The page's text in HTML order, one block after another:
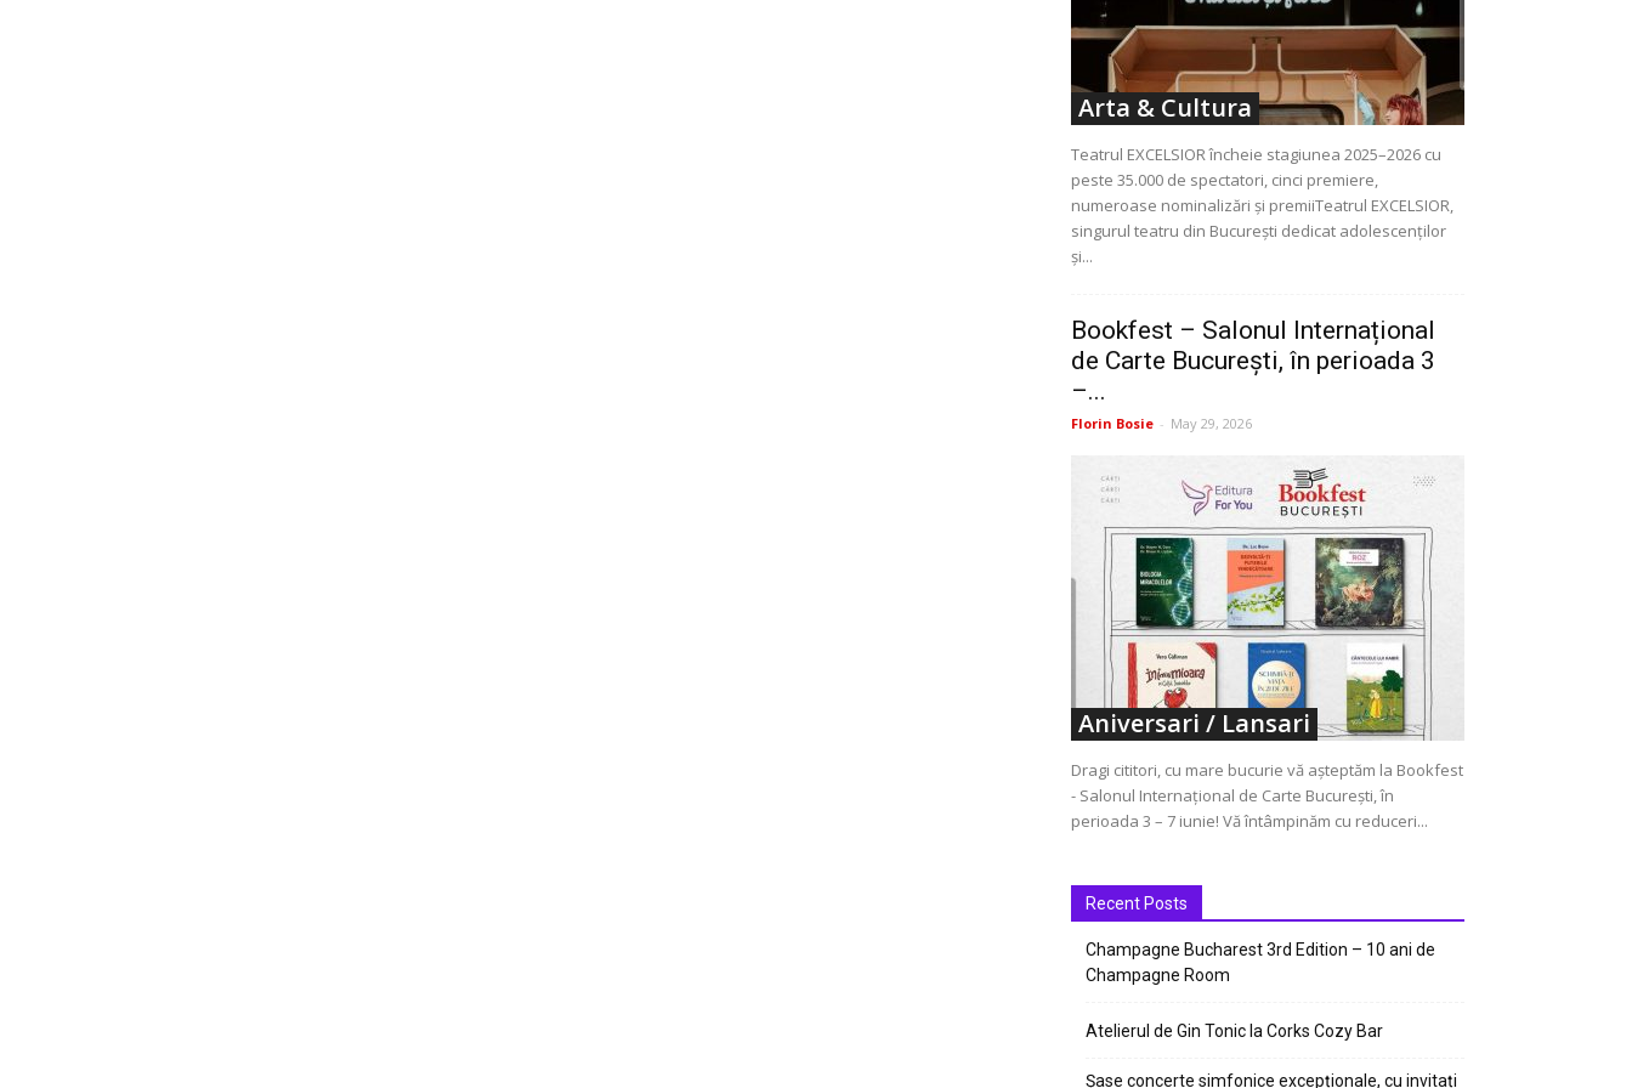
Arta & Cultura
Teatrul EXCELSIOR încheie stagiunea 2025–2026 cu
peste 35.000 de spectatori, cinci premiere,
numeroase nominalizări și premiiTeatrul EXCELSIOR,
singurul teatru din București dedicat adolescenților
și...
Bookfest – Salonul Internațional
de Carte București, în perioada 3
–...
Florin Bosie - May 29, 2026
Aniversari / Lansari
Dragi cititori, cu mare bucurie vă așteptăm la Bookfest
- Salonul Internațional de Carte București, în
perioada 3 – 7 iunie! Vă întâmpinăm cu reduceri...
Recent Posts
Champagne Bucharest 3rd Edition – 10 ani de
Champagne Room
Atelierul de Gin Tonic la Corks Cozy Bar
Șase concerte simfonice excepționale, cu invitați